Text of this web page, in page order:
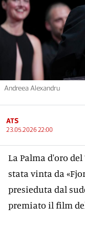
Andreea Alexandru
ATS
23.05.2026 22:00
La Palma d'oro
stata vinta da
presieduta dal
premiato il film